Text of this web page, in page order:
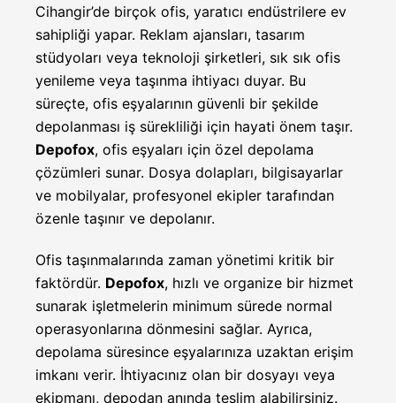
Cihangir’de birçok ofis, yaratıcı endüstrilere ev
sahipliği yapar. Reklam ajansları, tasarım
stüdyoları veya teknoloji şirketleri, sık sık ofis
yenileme veya taşınma ihtiyacı duyar. Bu
süreçte, ofis eşyalarının güvenli bir şekilde
depolanması iş sürekliliği için hayati önem taşır.
Depofox, ofis eşyaları için özel depolama
çözümleri sunar. Dosya dolapları, bilgisayarlar
ve mobilyalar, profesyonel ekipler tarafından
özenle taşınır ve depolanır.
Ofis taşınmalarında zaman yönetimi kritik bir
faktördür. Depofox, hızlı ve organize bir hizmet
sunarak işletmelerin minimum sürede normal
operasyonlarına dönmesini sağlar. Ayrıca,
depolama süresince eşyalarınıza uzaktan erişim
imkanı verir. İhtiyacınız olan bir dosyayı veya
ekipmanı, depodan anında teslim alabilirsiniz.